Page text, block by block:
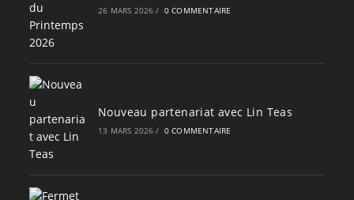
26 MARS 2026 / 0 COMMENTAIRE
Nouveau partenariat avec Lin Teas
13 MARS 2026 / 0 COMMENTAIRE